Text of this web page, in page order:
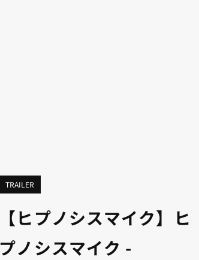
TRAILER
【ヒプノシスマイク】ヒ
プノシスマイク -